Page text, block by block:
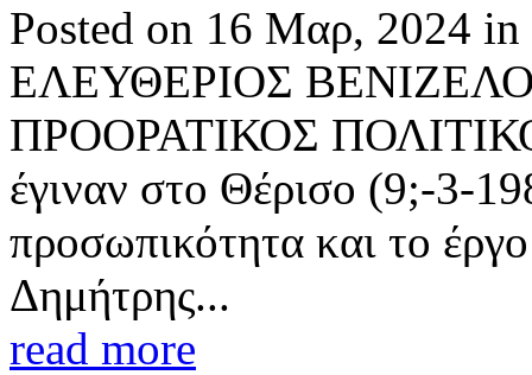
Posted on 16 Μαρ, 2024 in
ΕΛΕΥΘΕΡΙΟΣ
ΠΡΟΟΡΑΤΙΚΟΣ
έγιναν στο Θέρισο (9;-3-
προσωπικότητα και το
Δημήτρης...
read more